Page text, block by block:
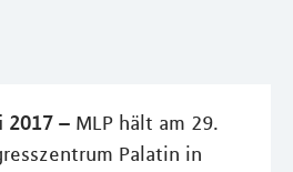
2017 – MLP hält am 29.
Palatin in